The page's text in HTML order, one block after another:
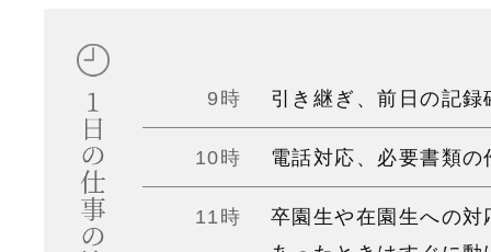
9時 引き継ぎ、前日の記録
10時 電話対応、必要書類の
11時
卒園生や在園生への対